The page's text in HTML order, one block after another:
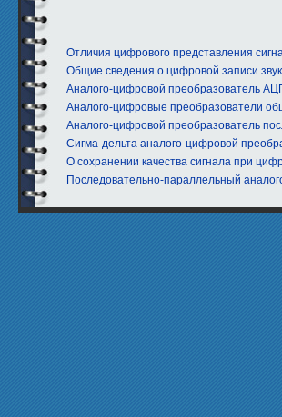
Отличия цифрового представления
Общие сведения о цифровой записи
Аналого-цифровой преобразователь
Аналого-цифровые преобразователи
Аналого-цифровой преобразователь
Сигма-дельта аналого-цифровой
O сохранении качества сигнала при
Последовательно-параллельный